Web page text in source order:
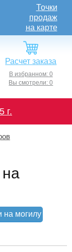
Точки
продаж
на карте
Расчет заказа
В избранном: 0
Вы смотрели: 0
г.
на могилу